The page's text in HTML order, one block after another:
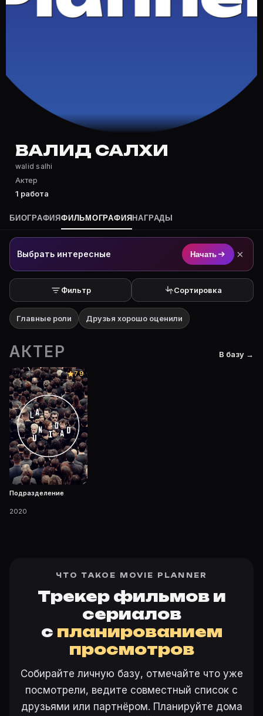
Частые вопросы о Валид Салхи
Полный список — на Movie Planner: https://movie-
Кто такой(ая) Валид Салхи?
Валид Салхи — Актер. Биография и роли на
Где открыть фильмографию Валид Салхи?
На Movie Planner: https://movie-planner.ru/s/
ВАЛИД САЛХИ
walid salhi
Актер
1 работа
БИОГРАФИЯФИЛЬМОГРАФИЯ НАГРАДЫ
Выбрать интересные Начать ×
Фильтр Сортировка
Главные роли Друзья хорошо оценили
АКТЕР В базу →
7.9
Подразделение
2020
ЧТО ТАКОЕ MOVIE PLANNER
Трекер фильмов и
сериалов
с планированием
просмотров
Собирайте личную базу, отмечайте что уже
посмотрели, ведите совместный список с
друзьями или партнёром. Планируйте дома